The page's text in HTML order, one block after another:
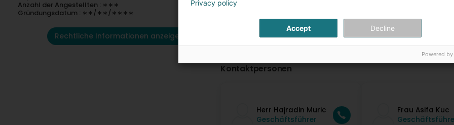
Anzahl der Angestellten : ∗∗∗
Gründungsdatum : ∗∗/∗∗/∗∗∗∗
Rechtliche Informationen anzeigen
Kontaktpersonen
Herr Hajradin Muric
Geschäftsführer
Frau Asifa Kuc
Privacy policy
Accept Decline
Powered by